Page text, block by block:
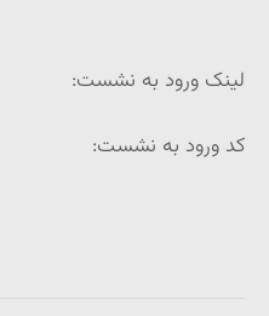
لینک ورود به نشست:
کد ورود به نشست: